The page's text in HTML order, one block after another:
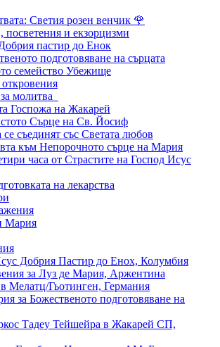
Светия розен венчик 🌹
посветения и екзорцизми
пастир до Енок
подготовяване на сърцата
семейство Убежище
молитва
Госпожа на Жакарей
Сърце на Св. Йосиф
съединят със Светата любов
към Непорочното сърце на Мария
часа от Страстите на Господ Исус
на лекарства
Мария
Добрия Пастир до Енох, Колумбия
за Луз де Мария, Аржентина
Мелатц/Гьотинген, Германия
за Божественото подготовяване на
Тадеу Тейшейра в Жакарей СП,